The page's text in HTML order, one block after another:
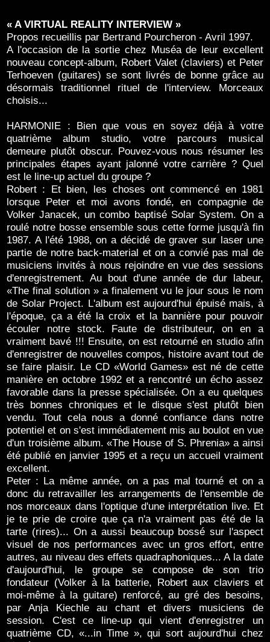
« A VIRTUAL REALITY INTERVIEW »
Propos recueillis par Bertrand Pourcheron - Avril 1997.
A l'occasion de la sortie chez Muséa de leur excellent
nouveau concept-album, Robert Valet (claviers) et Peter
Terhoeven (guitares) se sont livrés de bonne grâce au
désormais traditionnel rituel de l'interview. Morceaux
choisis...
HARMONIE : Bien que vous en soyez déjà à votre
quatrième album studio, votre parcours musical
demeure plutôt obscur. Pouvez-vous nous résumer les
principales étapes ayant jalonné votre carrière ? Quel
est le line-up actuel du groupe ?
Robert : Et bien, les choses ont commencé en 1981
lorsque Peter et moi avons fondé, en compagnie de
Volker Janacek, un combo baptisé Solar System. On a
roulé notre bosse ensemble sous cette forme jusqu'à fin
1987. A l'été 1988, on a décidé de graver sur laser une
partie de notre back-material et on a convié pas mal de
musiciens invités à nous rejoindre en vue des sessions
d'enregistrement. Au bout d'une année de dur labeur,
«The final solution » a finalement vu le jour sous le nom
de Solar Project. L'album est aujourd'hui épuisé mais, à
l'époque, ça a été la croix et la bannière pour pouvoir
écouler notre stock. Faute de distributeur, on en a
vraiment bavé !!! Ensuite, on est retourné en studio afin
d'enregistrer de nouvelles compos, histoire avant tout de
se faire plaisir. Le CD «World Games» est né de cette
manière en octobre 1992 et a rencontré un écho assez
favorable dans la presse spécialisée. On a eu quelques
très bonnes chroniques et le disque s'est plutôt bien
vendu. Tout cela nous a donné confiance dans notre
potentiel et on s'est immédiatement mis au boulot en vue
d'un troisième album. «The House of S. Phrenia» a ainsi
été publié en janvier 1995 et a reçu un accueil vraiment
excellent.
Peter : La même année, on a pas mal tourné et on a
donc du retravailler les arrangements de l'ensemble de
nos morceaux dans l'optique d'une interprétation live. Et
je te prie de croire que ça n'a vraiment pas été de la
tarte (rires)... On a aussi beaucoup bossé sur l'aspect
visuel de nos performances avec un gros effort, entre
autres, au niveau des effets quadraphoniques... A la date
d'aujourd'hui, le groupe se compose de son trio
fondateur (Volker à la batterie, Robert aux claviers et
moi-même à la guitare) renforcé, au gré des besoins,
par Anja Kiechle au chant et divers musiciens de
session. C'est ce line-up qui vient d'enregistrer un
quatrième CD, «...in Time », qui sort aujourd'hui chez